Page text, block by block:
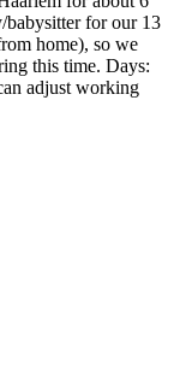
babysitter for our 13
home), so we
this time. Days:
adjust working